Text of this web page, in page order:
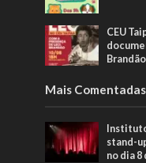
CEU
Brandão
Mais Comentadas
stand-
no dia 8